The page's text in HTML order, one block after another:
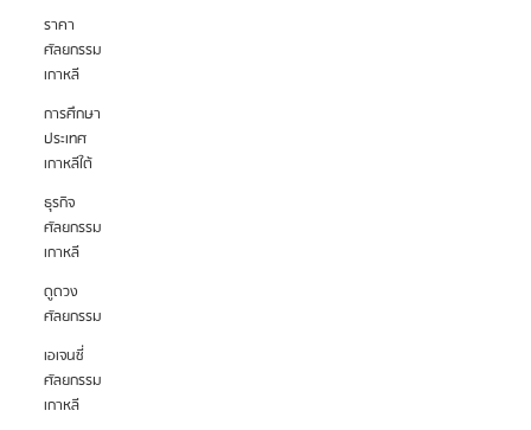
ราคา
ศัลยกรรม
เกาหลี
การศึกษา
ประเทศ
เกาหลีใต้
ธุรกิจ
ศัลยกรรม
เกาหลี
ดูดวง
ศัลยกรรม
เอเจนซี่
ศัลยกรรม
เกาหลี